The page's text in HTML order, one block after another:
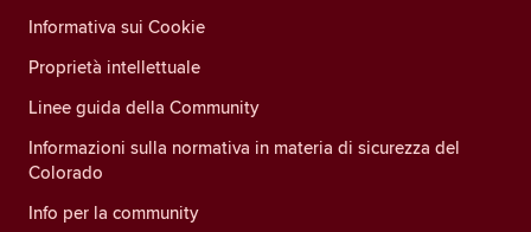
Informativa sui Cookie
Proprietà intellettuale
Linee guida della Community
Informazioni sulla normativa in materia di sicurezza del
Colorado
Info per la community